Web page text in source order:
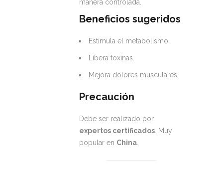
manera controlada.
Beneficios sugeridos
Estimula el metabolismo.
Libera toxinas.
Mejora dolores musculares.
Precaución
Debe ser realizado por
expertos certificados . Muy
popular en China